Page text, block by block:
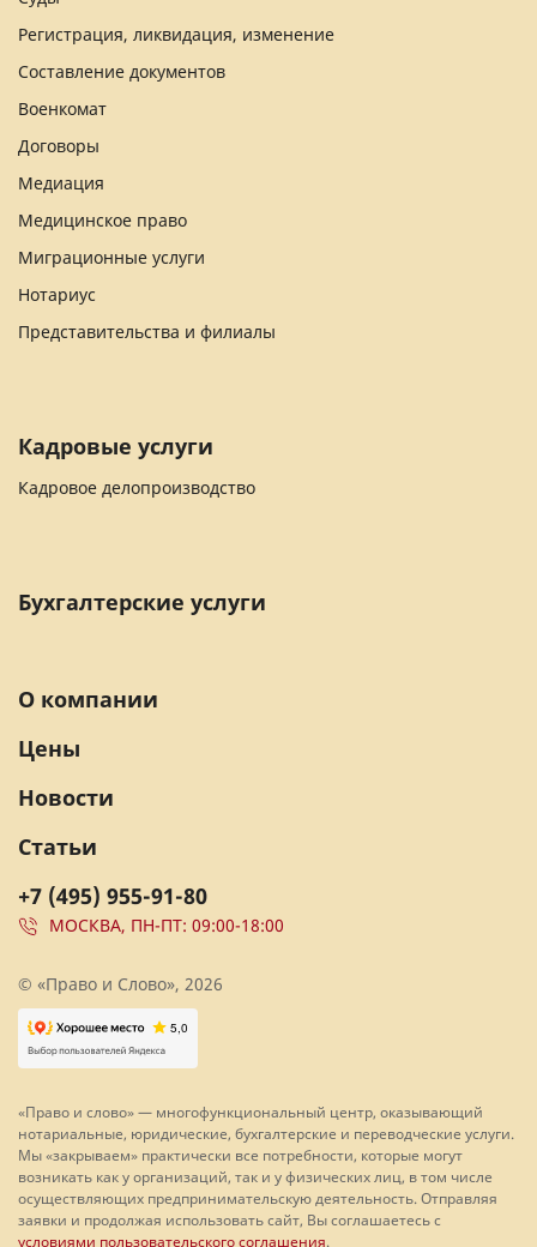
Регистрация, ликвидация, изменение
Составление документов
Военкомат
Договоры
Медиация
Медицинское право
Миграционные услуги
Нотариус
Представительства и филиалы
Кадровые услуги
Кадровое делопроизводство
Бухгалтерские услуги
+7 (495) 955-91-80
МОСКВА, ПН-ПТ: 09:00-18:00
О компании
Цены
Новости
Статьи
© «Право и Слово», 2026
«Право и слово» — многофункциональный центр, оказывающий
нотариальные, юридические, бухгалтерские и переводческие услуги.
Мы «закрываем» практически все потребности, которые могут
возникать как у организаций, так и у физических лиц, в том числе
осуществляющих предпринимательскую деятельность. Отправляя
заявки и продолжая использовать сайт, Вы соглашаетесь с
условиями пользовательского соглашения.